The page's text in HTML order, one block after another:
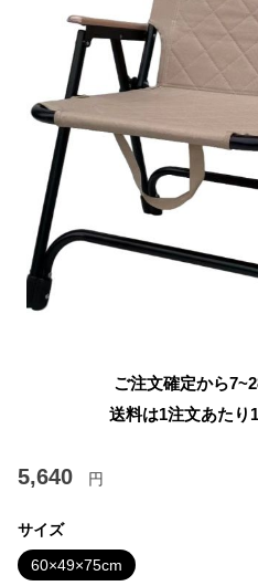
ご注文確定から
送料は1注文あたり
5,640 円
サイズ
60×49×75cm